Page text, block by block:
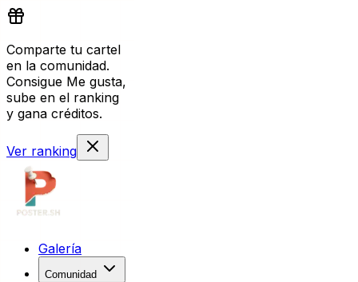
Comparte tu cartel
en la comunidad.
Consigue Me gusta,
sube en el ranking
y gana créditos.
Ver ranking
Galería
Comunidad